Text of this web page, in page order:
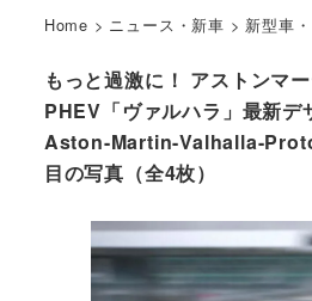
Home > ニュース・新車 > 新型車
もっと過激に！ アストンマ
PHEV「ヴァルハラ」最新デ
Aston-Martin-Valhalla-
目の写真（全4枚）